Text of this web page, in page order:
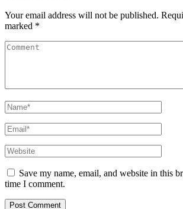
Your email address will not be published.
marked *
Save my name, email, and website in this
time I comment.